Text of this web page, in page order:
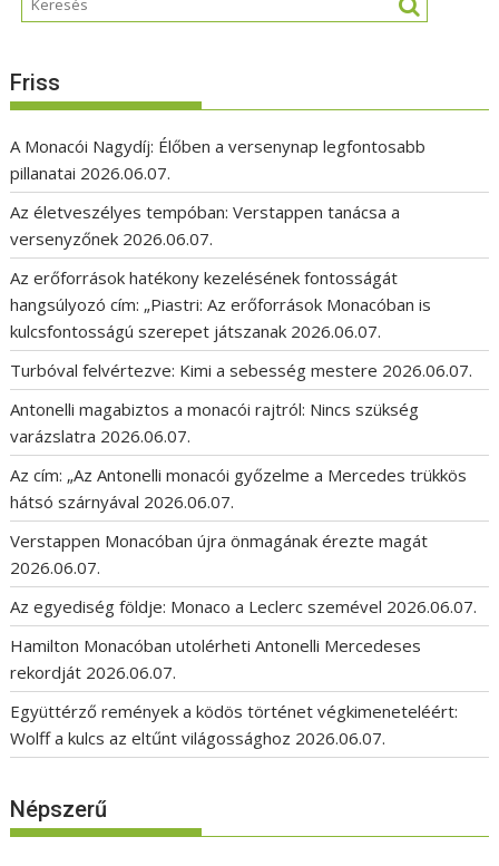
Friss
A Monacói Nagydíj: Élőben a versenynap legfontosabb
pillanatai 2026.06.07.
Az életveszélyes tempóban: Verstappen tanácsa a
versenyzőnek 2026.06.07.
Az erőforrások hatékony kezelésének fontosságát
hangsúlyozó cím: „Piastri: Az erőforrások Monacóban is
kulcsfontosságú szerepet játszanak 2026.06.07.
Turbóval felvértezve: Kimi a sebesség mestere 2026.06.07.
Antonelli magabiztos a monacói rajtról: Nincs szükség
varázslatra 2026.06.07.
Az cím: „Az Antonelli monacói győzelme a Mercedes trükkös
hátsó szárnyával 2026.06.07.
Verstappen Monacóban újra önmagának érezte magát
2026.06.07.
Az egyediség földje: Monaco a Leclerc szemével 2026.06.07.
Hamilton Monacóban utolérheti Antonelli Mercedeses
rekordját 2026.06.07.
Együttérző remények a ködös történet végkimeneteléért:
Wolff a kulcs az eltűnt világossághoz 2026.06.07.
Népszerű